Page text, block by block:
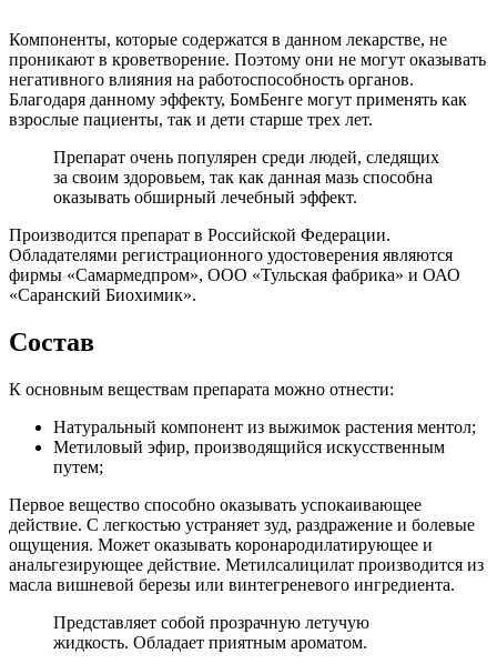
Компоненты, которые содержатся в данном лекарстве, не
проникают в кроветворение. Поэтому они не могут оказывать
негативного влияния на работоспособность органов.
Благодаря данному эффекту, БомБенге могут применять как
взрослые пациенты, так и дети старше трех лет.
Препарат очень популярен среди людей, следящих
за своим здоровьем, так как данная мазь способна
оказывать обширный лечебный эффект.
Производится препарат в Российской Федерации.
Обладателями регистрационного удостоверения являются
фирмы «Самармедпром», ООО «Тульская фабрика» и ОАО
«Саранский Биохимик».
Состав
К основным веществам препарата можно отнести:
Натуральный компонент из выжимок растения ментол;
Метиловый эфир, производящийся искусственным
путем;
Первое вещество способно оказывать успокаивающее
действие. С легкостью устраняет зуд, раздражение и болевые
ощущения. Может оказывать коронародилатирующее и
анальгезирующее действие. Метилсалицилат производится из
масла вишневой березы или винтегреневого ингредиента.
Представляет собой прозрачную летучую
жидкость. Обладает приятным ароматом.